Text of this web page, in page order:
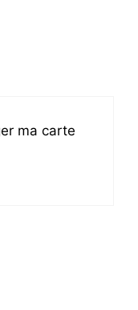
ma carte